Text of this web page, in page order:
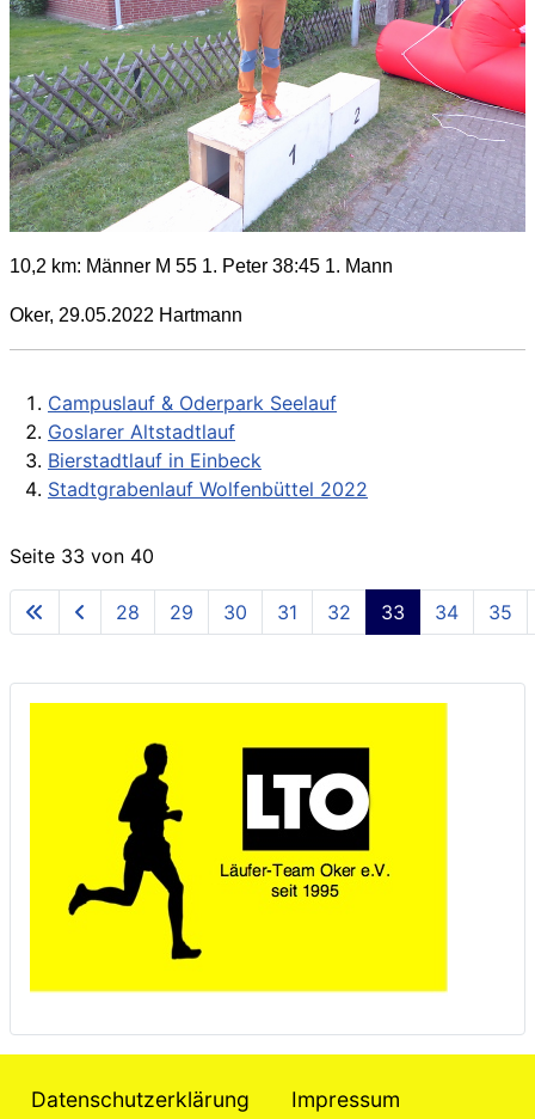
10,2 km: Männer M 55 1. Peter 38:45 1. Mann
Oker, 29.05.2022 Hartmann
Campuslauf & Oderpark Seelauf
Goslarer Altstadtlauf
Bierstadtlauf in Einbeck
Stadtgrabenlauf Wolfenbüttel 2022
Seite 33 von 40
28 29 30 31 32 33 34 35
Datenschutzerklärung Impressum